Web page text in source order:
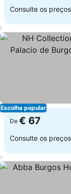
Consulte os
Escolha popular
De € 67
Consulte os